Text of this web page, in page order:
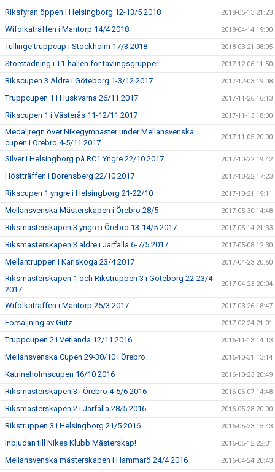
Riksfyran öppen i Helsingborg 12-13/5 2018 2018-05-13 21:23
Wifolkaträffen i Mantorp 14/4 2018 2018-04-14 19:00
Tullinge truppcup i Stockholm 17/3 2018 2018-03-21 08:05
Storstädning i T1-hallen för tävlingsgrupper 2017-12-06 11:50
Rikscupen 3 Äldre i Göteborg 1-3/12 2017 2017-12-03 19:08
Truppcupen 1 i Huskvarna 26/11 2017 2017-11-26 16:13
Rikscupen 1 i Västerås 11-12/11 2017 2017-11-13 18:00
Medaljregn över Nikegymnaster under Mellansvenska
cupen i Örebro 4-5/11 2017
2017-11-05 20:00
Silver i Helsingborg på RC1 Yngre 22/10 2017 2017-10-22 19:42
Höstträffen i Borensberg 22/10 2017 2017-10-22 17:23
Rikscupen 1 yngre i Helsingborg 21-22/10 2017-10-21 19:11
Mellansvenska Mästerskapen i Örebro 28/5 2017-05-30 14:48
Riksmästerskapen 3 yngre i Örebro 13-14/5 2017 2017-05-14 21:33
Riksmästerskapen 3 äldre i Järfälla 6-7/5 2017 2017-05-08 12:30
Mellantruppen i Karlskoga 23/4 2017 2017-04-23 20:50
Riksmästerskapen 1 och Rikstruppen 3 i Göteborg 22-23/4
2017
2017-04-23 20:04
Wifolkaträffen i Mantorp 25/3 2017 2017-03-26 18:47
Försäljning av Gutz 2017-02-24 21:01
Truppcupen 2 i Vetlanda 12/11 2016 2016-11-13 14:13
Mellansvenska Cupen 29-30/10 i Örebro 2016-10-31 13:14
Katrineholmscupen 16/10 2016 2016-10-23 20:49
Riksmästerskapen 3 i Örebro 4-5/6 2016 2016-06-07 14:48
Riksmästerskapen 2 i Järfälla 28/5 2016 2016-05-28 20:00
Rikstruppen 3 i Helsingborg 21/5 2016 2016-05-23 15:43
Inbjudan till Nikes Klubb Mästerskap! 2016-05-12 22:31
Mellansvenska mästerskapen i Hammarö 24/4 2016 2016-04-24 20:43